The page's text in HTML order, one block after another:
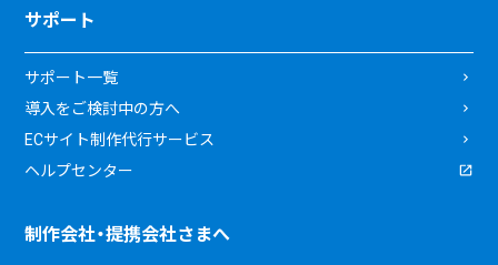
サポート
サポート一覧
導入をご検討中の方へ
ECサイト制作代行サービス
ヘルプセンター
制作会社・提携会社さまへ